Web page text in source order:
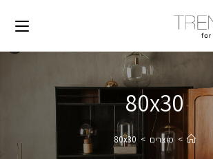
80x30
> מוצרים >
80x30